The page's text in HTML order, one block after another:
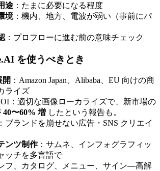
途 ：たまに必要になる程度
境：機内、地方、電波が弱い（事前にパ
：プロフローに進む前の意味チェック
を使うべきとき
開 ：Amazon Japan、Alibaba、EU 向けの商
ライズ
：適切な画像ローカライズで、新市場の
40〜60% 増 したという報告も。
：ブランドを崩せない広告・SNS クリエイ
ンツ制作：サムネ、インフォグラフィッ
ッチを多言語で
フ、カタログ、メニュー、サイン—高解